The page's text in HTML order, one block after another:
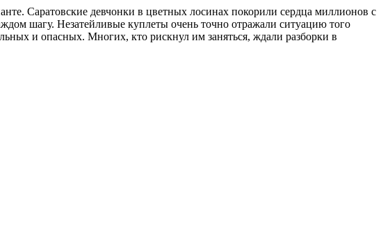
Саратовские девчонки в цветных лосинах покорили сердца миллионов с
шагу. Незатейливые куплеты очень точно отражали ситуацию того
и опасных. Многих, кто рискнул им заняться, ждали разборки в